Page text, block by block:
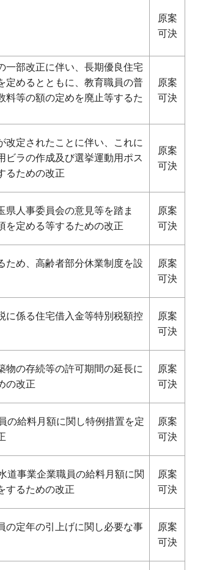
原案
可決
一部改正に伴い、長期優良住宅
定めるとともに、教育職員の普
料等の額の定めを廃止等するた
原案
可決
改定されたことに伴い、これに
ビラの作成及び選挙運動用ポス
るための改正
原案
可決
県人事委員会の意見等を踏ま
を定める等するための改正
原案
可決
ため、高齢者部分休業制度を設
原案
可決
に係る住宅借入金等特別税額控
原案
可決
物の存続等の許可期間の延長に
の改正
原案
可決
の給料月額に関し特例措置を定
原案
可決
道事業企業職員の給料月額に関
するための改正
原案
可決
の定年の引上げに関し必要な事
原案
可決